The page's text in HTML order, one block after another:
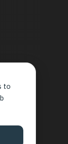
to